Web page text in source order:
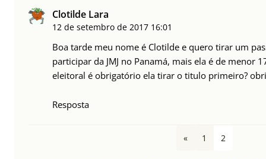
Clotilde Lara
12 de setembro de 2017 16:01
Boa tarde meu nome é Clotilde e quero tirar um
participar da JMJ no Panamá, mais ela é de menor
eleitoral é obrigatório ela tirar o titulo primeiro?
Resposta
« 1 2